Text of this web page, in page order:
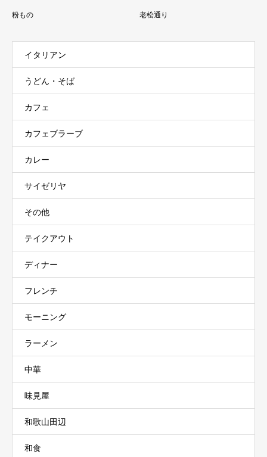
粉もの 老松通り
イタリアン
うどん・そば
カフェ
カフェブラーブ
カレー
サイゼリヤ
その他
テイクアウト
ディナー
フレンチ
モーニング
ラーメン
中華
味見屋
和歌山田辺
和食